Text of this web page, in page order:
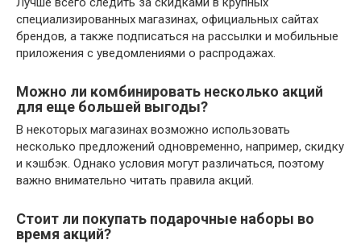
специализированных магазинах, официальных сайтах
брендов, а также подписаться на рассылки и мобильные
приложения с уведомлениями о распродажах.
Можно ли комбинировать несколько акций
для еще большей выгоды?
В некоторых магазинах возможно использовать
несколько предложений одновременно, например, скидку
и кэшбэк. Однако условия могут различаться, поэтому
важно внимательно читать правила акций.
Стоит ли покупать подарочные наборы во
время акций?